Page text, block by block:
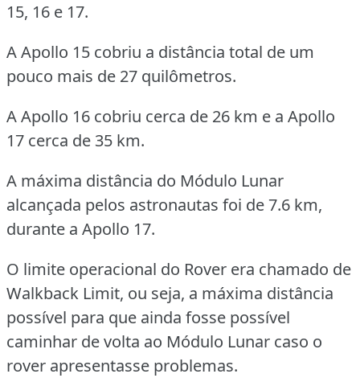
15, 16 e 17.
A Apollo 15 cobriu a distância total de um
pouco mais de 27 quilômetros.
A Apollo 16 cobriu cerca de 26 km e a Apollo
17 cerca de 35 km.
A máxima distância do Módulo Lunar
alcançada pelos astronautas foi de 7.6 km,
durante a Apollo 17.
O limite operacional do Rover era chamado de
Walkback Limit, ou seja, a máxima distância
possível para que ainda fosse possível
caminhar de volta ao Módulo Lunar caso o
rover apresentasse problemas.